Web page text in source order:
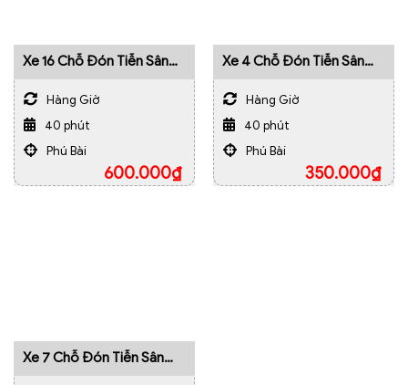
Xe 16 Chỗ Đón Tiễn Sân
Bay Phú Bài Huế
600.000₫
Hàng Giờ
40 phút
Phú Bài
Xe 4 Chỗ Đón Tiễn Sân
Bay Phú Bài Huế
350.000₫
Hàng Giờ
40 phút
Phú Bài
Xe 7 Chỗ Đón Tiễn Sân
Bay Phú Bài Huế